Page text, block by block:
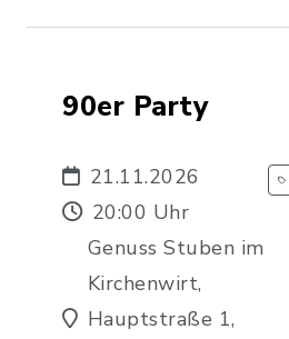
90er Party
21.11.2026
20:00 Uhr
Genuss Stuben im
Kirchenwirt,
Hauptstraße 1,